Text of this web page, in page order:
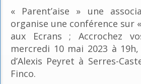
« Parent’aise » une
organise une conférence sur
aux Ecrans ; Accrochez
mercredi 10 mai 2023 à
d’Alexis Peyret à Serres-
Finco.